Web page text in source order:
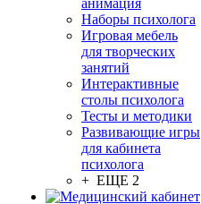
анимация
Наборы психолога
Игровая мебель
для творческих
занятий
Интерактивные
столы психолога
Тесты и методики
Развивающие игры
для кабинета
психолога
+ ЕЩЕ 2